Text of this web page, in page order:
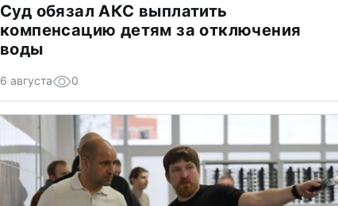
Суд обязал АКС выплатить
компенсацию детям за отключения
воды
6 августа 0